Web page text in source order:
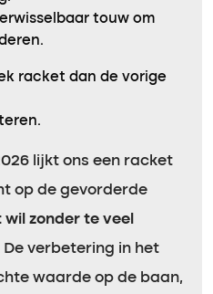
touw om
racket dan de vorige
lijkt ons een racket
op de gevorderde
zonder te veel
De verbetering in het
waarde op de baan,